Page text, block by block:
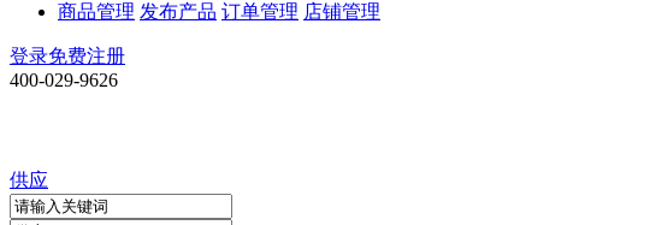
商品管理 发布产品 订单管理 店铺管理
登录免费注册
400-029-9626
供应